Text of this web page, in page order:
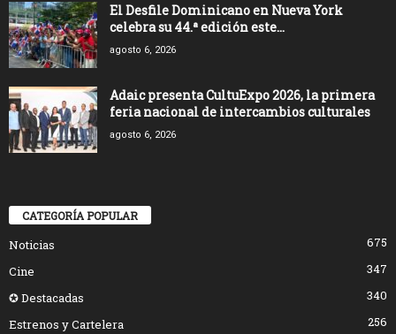
El Desfile Dominicano en Nueva York
celebra su 44.ª edición este...
agosto 6, 2026
Adaic presenta CultuExpo 2026, la primera
feria nacional de intercambios culturales
agosto 6, 2026
CATEGORÍA POPULAR
Noticias
675
Cine
347
✪ Destacadas
340
Estrenos y Cartelera
256